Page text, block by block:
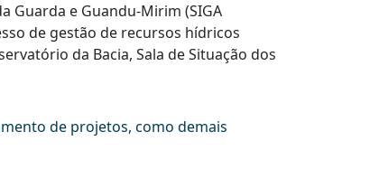
Guarda e Guandu-Mirim (SIGA
de gestão de recursos hídricos
da Bacia, Sala de Situação dos
de projetos, como demais